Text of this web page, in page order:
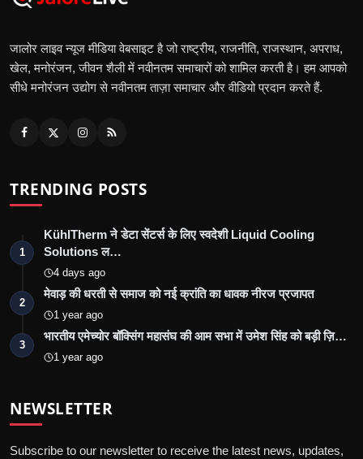
जालोर लाइव न्यूज मीडिया वेबसाइट है जो राष्ट्रीय, राजनीति, राजस्थान, अपराध,
खेल, मनोरंजन, जीवन शैली में नवीनतम समाचारों को शामिल करती है। हम आपको
सीधे मनोरंजन उद्योग से नवीनतम ताज़ा समाचार और वीडियो प्रदान करते हैं.
TRENDING POSTS
1
KühlTherm ने डेटा सेंटर्स के लिए स्वदेशी Liquid Cooling
Solutions ल…
4 days ago
2
मेवाड़ की धरती से समाज को नई क्रांति का धावक नीरज प्रजापत
1 year ago
3
भारतीय एमेच्योर बॉक्सिंग महासंघ की आम सभा में उमेश सिंह को बड़ी ज़ि…
1 year ago
NEWSLETTER
Subscribe to our newsletter to receive the latest news, updates,